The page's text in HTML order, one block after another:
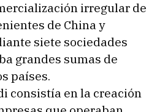
irregular de
de China y
siete sociedades
grandes sumas de
países.
consistía en la creación